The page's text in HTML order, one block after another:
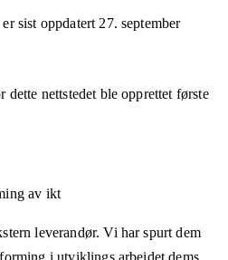
sist oppdatert27. september
nettstedet ble opprettet første
av ikt
leverandør. Vi har spurt dem